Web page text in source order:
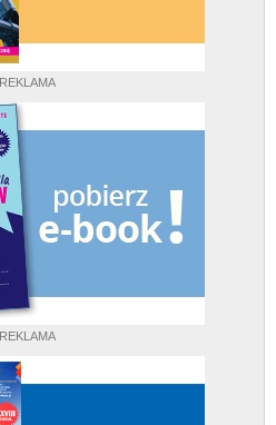
REKLAMA
REKLAMA